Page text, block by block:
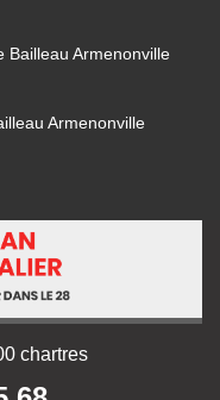
Bailleau Armenonville
Armenonville
chartres